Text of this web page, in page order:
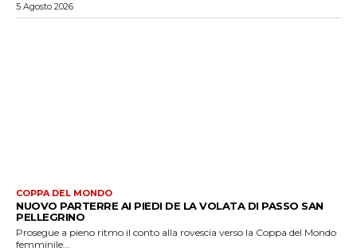
5 Agosto 2026
COPPA DEL MONDO
NUOVO PARTERRE AI PIEDI DE LA VOLATA DI PASSO SAN
PELLEGRINO
Prosegue a pieno ritmo il conto alla rovescia verso la Coppa del Mondo
femminile...